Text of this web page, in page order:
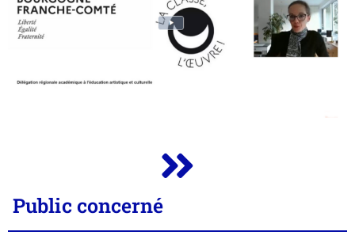
Public concerné